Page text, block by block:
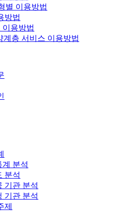
별 이용방법
방법
용방법
계층 서비스 이용방법
계 분석
분석
기관 분석
기관 분석
제